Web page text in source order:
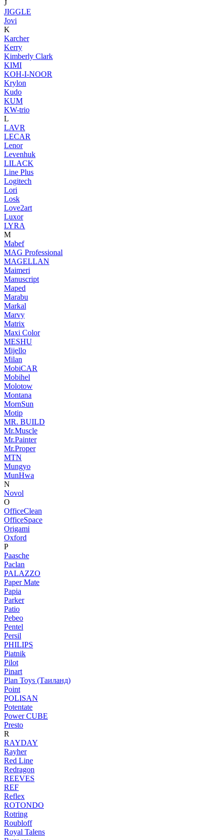
J
JIGGLE
Jovi
K
Karcher
Kerry
Kimberly Clark
KIMI
KOH-I-NOOR
Krylon
Kudo
KUM
KW-trio
L
LAVR
LECAR
Lenor
Levenhuk
LILACK
Line Plus
Logitech
Lori
Losk
Love2art
Luxor
LYRA
M
Mabef
MAG Professional
MAGELLAN
Maimeri
Manuscript
Maped
Marabu
Markal
Marvy
Matrix
Maxi Color
MESHU
Mijello
Milan
MobiCAR
Mobihel
Molotow
Montana
MornSun
Motip
MR. BUILD
Mr.Muscle
Mr.Painter
Mr.Proper
MTN
Mungyo
MunHwa
N
Novol
O
OfficeClean
OfficeSpace
Origami
Oxford
P
Paasche
Paclan
PALAZZO
Paper Mate
Papia
Parker
Patio
Pebeo
Pentel
Persil
PHILIPS
Piatnik
Pilot
Pinart
Plan Toys (Таиланд)
Point
POLISAN
Potentate
Power CUBE
Presto
R
RAYDAY
Rayher
Red Line
Redragon
REEVES
REF
Reflex
ROTONDO
Rotring
Roubloff
Royal Talens